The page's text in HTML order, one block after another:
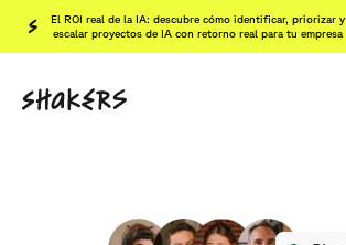
El ROI real de la IA: descubre cómo identificar, priorizar y
escalar proyectos de IA con retorno real para tu empresa